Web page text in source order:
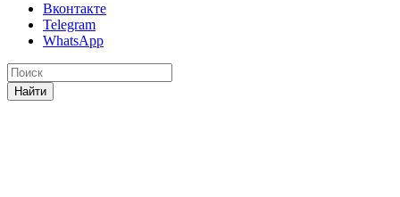
Вконтакте
Telegram
WhatsApp
Найти